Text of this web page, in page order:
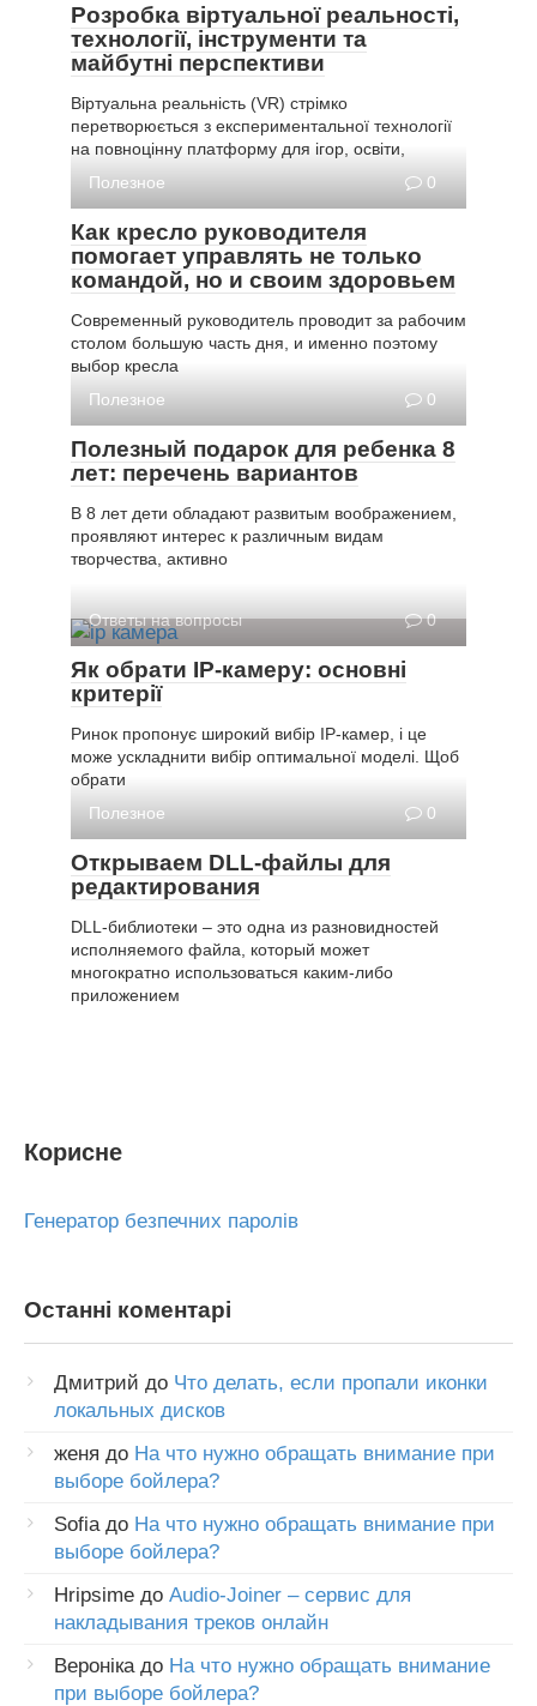
Розробка віртуальної реальності,
технології, інструменти та
майбутні перспективи
Віртуальна реальність (VR) стрімко
перетворюється з експериментальної технології
на повноцінну платформу для ігор, освіти,
Полезное
0
Как кресло руководителя
помогает управлять не только
командой, но и своим здоровьем
Современный руководитель проводит за рабочим
столом большую часть дня, и именно поэтому
выбор кресла
Полезное
0
Полезный подарок для ребенка 8
лет: перечень вариантов
В 8 лет дети обладают развитым воображением,
проявляют интерес к различным видам
творчества, активно
Ответы на вопросы 0
Як обрати IP-камеру: основні
критерії
Ринок пропонує широкий вибір IP-камер, і це
може ускладнити вибір оптимальної моделі. Щоб
обрати
Полезное
0
Открываем DLL-файлы для
редактирования
DLL-библиотеки – это одна из разновидностей
исполняемого файла, который может
многократно использоваться каким-либо
приложением
Корисне
Генератор безпечних паролів
Останні коментарі
Дмитрий до Что делать, если пропали иконки
локальных дисков
женя до На что нужно обращать внимание при
выборе бойлера?
Sofia до На что нужно обращать внимание при
выборе бойлера?
Hripsime до Audio-Joiner – сервис для
накладывания треков онлайн
Вероніка до На что нужно обращать внимание
при выборе бойлера?